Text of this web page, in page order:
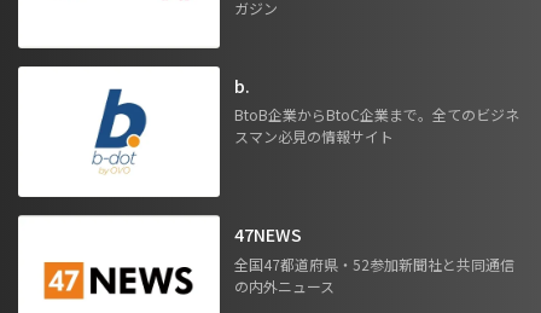
ガジン
b.
BtoB企業からBtoC企業まで。全てのビジネ
スマン必見の情報サイト
47NEWS
全国47都道府県・52参加新聞社と共同通信
の内外ニュース